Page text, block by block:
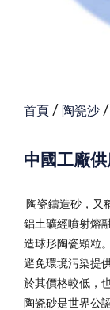
首頁 / 陶瓷沙 /
中國工廠
陶瓷鑄造砂，又
鋁土礦經噴射熔
造球形陶瓷顆粒
避免環境污染提
於其價格較低，
陶瓷砂是世界公